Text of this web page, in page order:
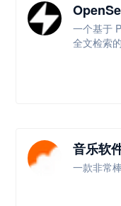
一个基于
全文检索
音乐软
一款非常